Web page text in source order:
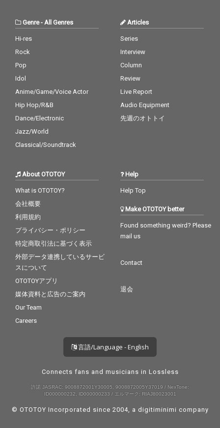
Genre- All Genres
Hi-res
Rock
Pop
Idol
Anime/Game/Voice Actor
Hip Hop/R&B
Dance/Electronic
Jazz/World
Classical/Soundtrack
Articles
Series
Interview
Column
Review
Live Report
Audio Equipment
先週のオトトイ
About OTOTOY
What is OTOTOY?
会社概要
利用規約
プライバシー・ポリシー
特定商取引法に基づく表示
外部データ連携しているサービ
スについて
OTOTOYアプリ
媒体資料と広告のご案内
Our Team
Careers
Help
Help Top
Make OTOTOY better
Found something weird? Please
mail us
Contact
退会
言語/Language - English
Connects fans and musicians in Lossless
許諾 JASRAC: 9008872001Y30005, 9008872005Y37019 / NexTone:
ID000000232, ID000000233 / エルマーク: RIAJ80023001
© OTOTOY Incorporated since 2004, a digitiminimi company